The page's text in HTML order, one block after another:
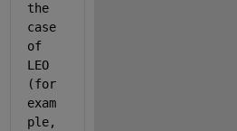
the
case
of
LEO
(for
exam
ple,